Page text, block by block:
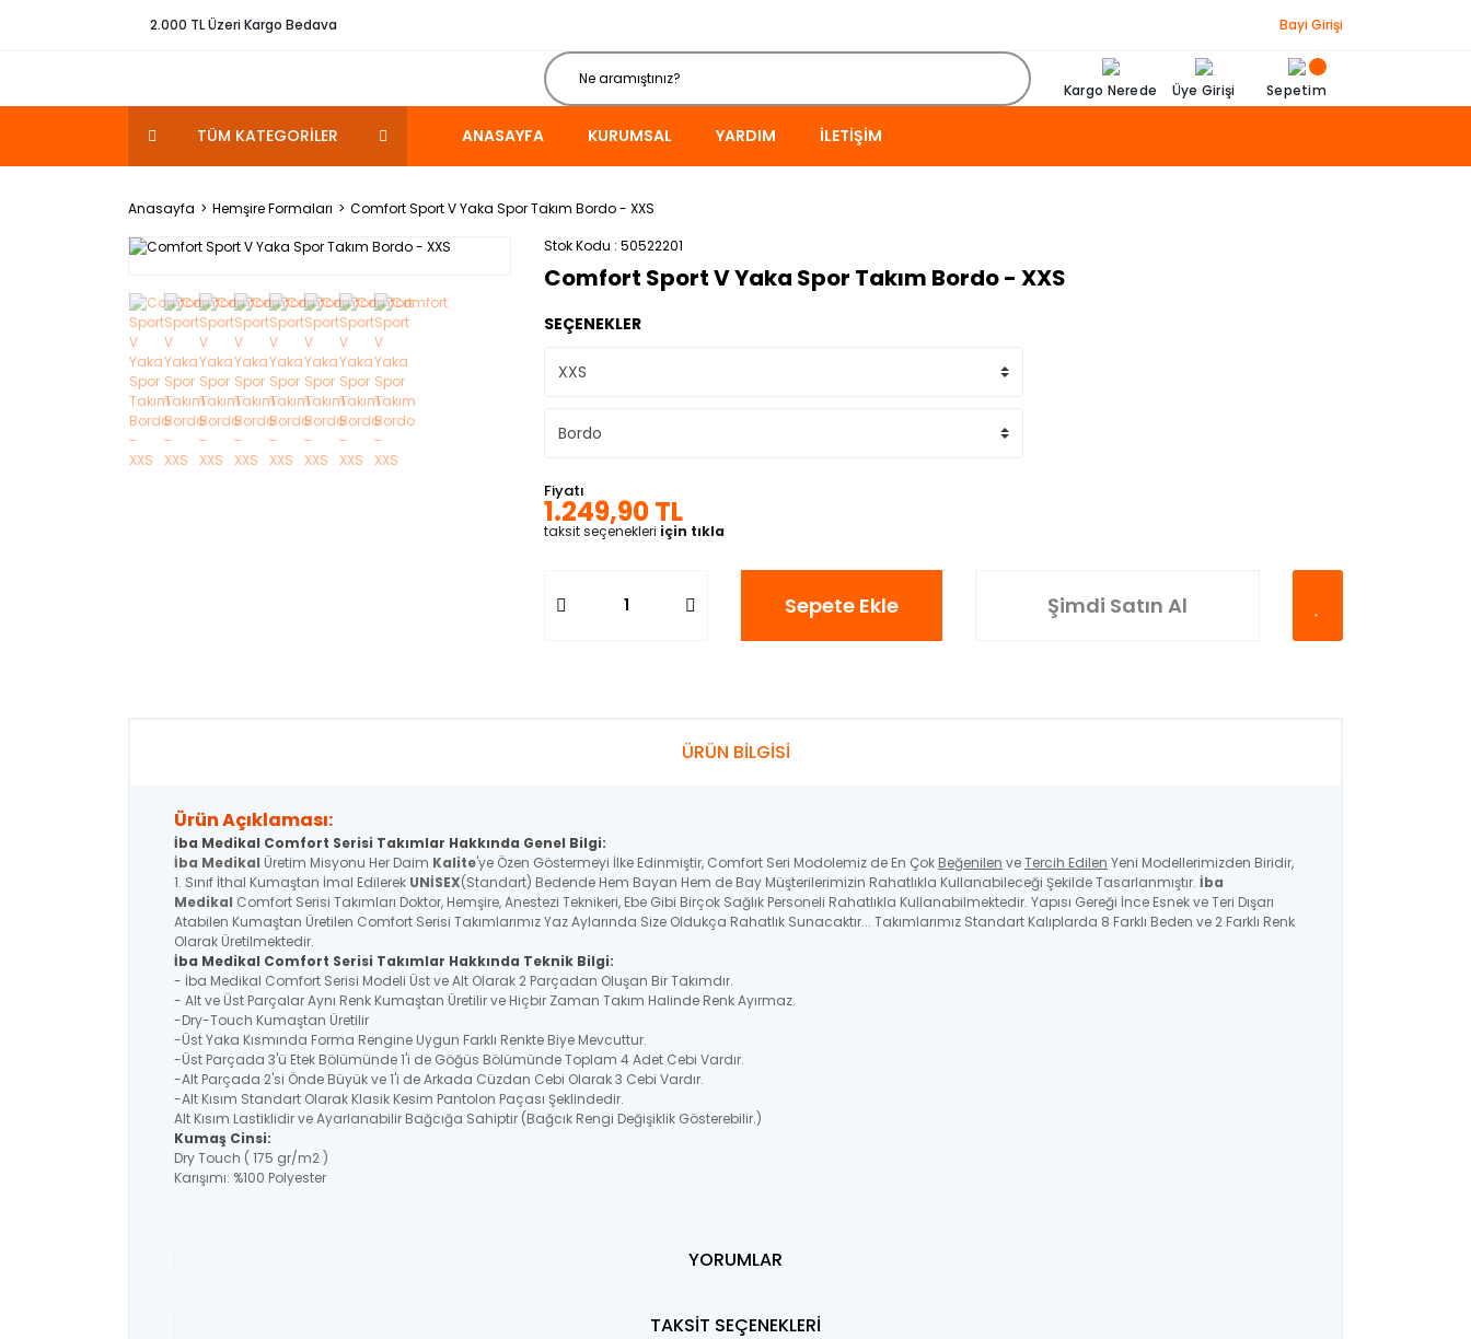
2.000 TL Üzeri Kargo Bedava Bayi Girişi
Kargo Nerede Üye Girişi Sepetim
TÜM KATEGORİLER ANASAYFA KURUMSAL YARDIM İLETIŞIM
Anasayfa Hemşire Formaları
Comfort Sport V Yaka Spor Takım Bordo - XXS
Stok Kodu 50522201
Comfort Sport V Yaka Spor Takım Bordo - XXS
SEÇENEKLER
Fiyatı
1.249,90 TL
taksit seçenekleri için tıkla
Sepete Ekle Şimdi Satın Al
ÜRÜN BİLGİSİ
Ürün Açıklaması:
İba Medikal Comfort Serisi Takımlar Hakkında Genel Bilgi:
İba Medikal Üretim Misyonu Her Daim Kalite'ye Özen Göstermeyi İlke Edinmiştir, Comfort Seri Modolemiz de En Çok Beğenilen veTercih Edilen Yeni Modellerimizden Biridir,
1. Sınıf İthal Kumaştan İmal Edilerek UNİSEX(Standart) Bedende Hem Bayan Hem de Bay Müşterilerimizin Rahatlıkla Kullanabileceği Şekilde Tasarlanmıştır. İba
Medikal Comfort Serisi Takımları Doktor, Hemşire, Anestezi Teknikeri, Ebe Gibi Birçok Sağlık Personeli Rahatlıkla Kullanabilmektedir. Yapısı Gereği İnce Esnek ve Teri Dışarı
Atabilen Kumaştan Üretilen Comfort Serisi Takımlarımız Yaz Aylarında Size Oldukça Rahatlık Sunacaktır... Takımlarımız Standart Kalıplarda 8 Farklı Beden ve 2 Farklı Renk
Olarak Üretilmektedir.
İba Medikal Comfort Serisi Takımlar Hakkında Teknik Bilgi:
- İba Medikal Comfort Serisi Modeli Üst ve Alt Olarak 2 Parçadan Oluşan Bir Takımdır.
- Alt ve Üst Parçalar Aynı Renk Kumaştan Üretilir ve Hiçbir Zaman Takım Halinde Renk Ayırmaz.
-Dry-Touch Kumaştan Üretilir
-Üst Yaka Kısmında Forma Rengine Uygun Farklı Renkte Biye Mevcuttur.
-Üst Parçada 3'ü Etek Bölümünde 1'i de Göğüs Bölümünde Toplam 4 Adet Cebi Vardır.
-Alt Parçada 2'si Önde Büyük ve 1'i de Arkada Cüzdan Cebi Olarak 3 Cebi Vardır.
-Alt Kısım Standart Olarak Klasik Kesim Pantolon Paçası Şeklindedir.
Alt Kısım Lastiklidir ve Ayarlanabilir Bağcığa Sahiptir (Bağcık Rengi Değişiklik Gösterebilir.)
Kumaş Cinsi:
Dry Touch ( 175 gr/m2 )
Karışımı: %100 Polyester
YORUMLAR
TAKSİT SEÇENEKLERİ